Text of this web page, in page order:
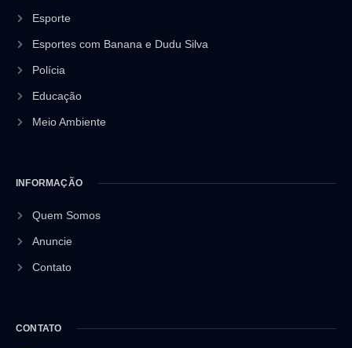
Esporte
Esportes com Banana e Dudu Silva
Polícia
Educação
Meio Ambiente
INFORMAÇÃO
Quem Somos
Anuncie
Contato
CONTATO